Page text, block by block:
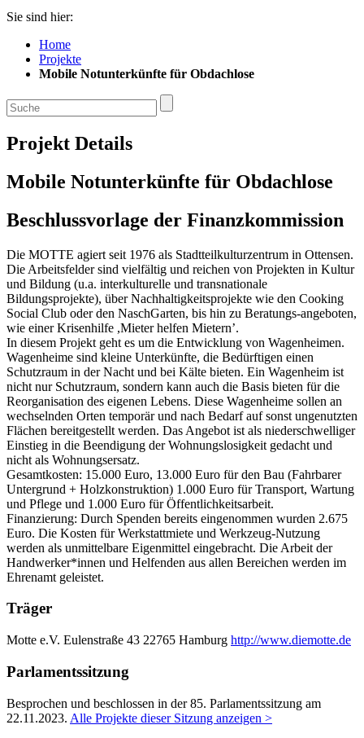
Sie sind hier:
Home
Projekte
Mobile Notunterkünfte für Obdachlose
Projekt Details
Mobile Notunterkünfte für Obdachlose
Beschlussvorlage der Finanzkommission
Die MOTTE agiert seit 1976 als Stadtteilkulturzentrum in Ottensen.
Die Arbeitsfelder sind vielfältig und reichen von Projekten in Kultur
und Bildung (u.a. interkulturelle und transnationale
Bildungsprojekte), über Nachhaltigkeitsprojekte wie den Cooking
Social Club oder den NaschGarten, bis hin zu Beratungs-angeboten,
wie einer Krisenhilfe ,Mieter helfen Mietern’.
In diesem Projekt geht es um die Entwicklung von Wagenheimen.
Wagenheime sind kleine Unterkünfte, die Bedürftigen einen
Schutzraum in der Nacht und bei Kälte bieten. Ein Wagenheim ist
nicht nur Schutzraum, sondern kann auch die Basis bieten für die
Reorganisation des eigenen Lebens. Diese Wagenheime sollen an
wechselnden Orten temporär und nach Bedarf auf sonst ungenutzten
Flächen bereitgestellt werden. Das Angebot ist als niederschwelliger
Einstieg in die Beendigung der Wohnungslosigkeit gedacht und
nicht als Wohnungsersatz.
Gesamtkosten: 15.000 Euro, 13.000 Euro für den Bau (Fahrbarer
Untergrund + Holzkonstruktion) 1.000 Euro für Transport, Wartung
und Pflege und 1.000 Euro für Öffentlichkeitsarbeit.
Finanzierung: Durch Spenden bereits eingenommen wurden 2.675
Euro. Die Kosten für Werkstattmiete und Werkzeug-Nutzung
werden als unmittelbare Eigenmittel eingebracht. Die Arbeit der
Handwerker*innen und Helfenden aus allen Bereichen werden im
Ehrenamt geleistet.
Träger
Motte e.V. Eulenstraße 43 22765 Hamburg http://www.diemotte.de
Parlamentssitzung
Besprochen und beschlossen in der 85. Parlamentssitzung am
22.11.2023. Alle Projekte dieser Sitzung anzeigen >